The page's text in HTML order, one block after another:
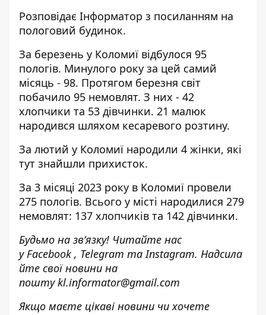
Розповідає Інформатор з посиланням на
пологовий будинок.
За березень у Коломиї відбулося 95
пологів. Минулого року за цей самий
місяць - 98. Протягом березня світ
побачило 95 немовлят. З них - 42
хлопчики та 53 дівчинки. 21 малюк
народився шляхом кесаревого розтину.
За лютий у Коломиї народили 4 жінки, які
тут знайшли прихисток.
За 3 місяці 2023 року в Коломиї провели
275 пологів. Всього у місті народилися 279
немовлят: 137 хлопчиків та 142 дівчинки.
Будьмо на зв’язку! Читайте нас
уFacebook, Telegram таInstagram. Надсила
йте свої новини на
поштуkl.informator@gmail.com
Якщо маєте цікаві новини чи хочете